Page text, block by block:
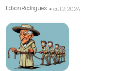
Edson Rodrigues out 2, 2024